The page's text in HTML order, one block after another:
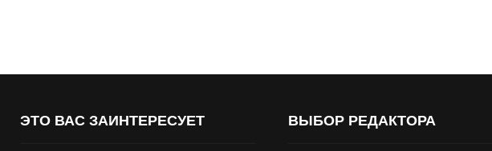
ЭТО ВАС ЗАИНТЕРЕСУЕТ ВЫБОР РЕДАКТОРА